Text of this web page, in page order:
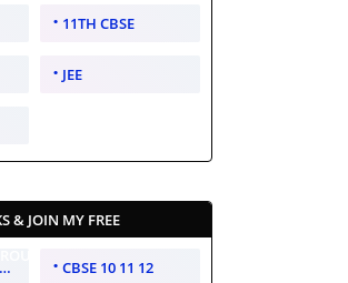
11TH CBSE
JEE
& JOIN MY FREE
CBSE 10 11 12